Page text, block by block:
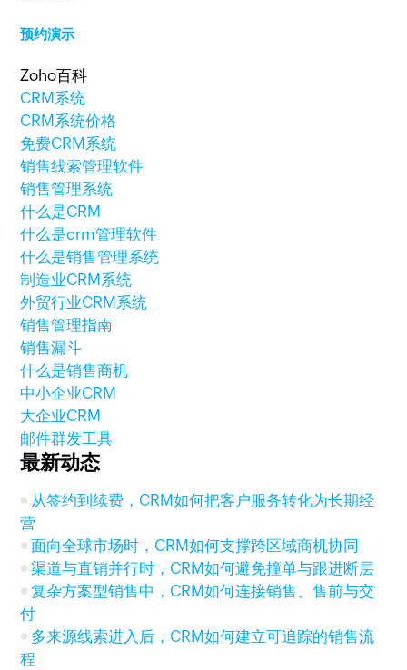
预约演示
Zoho百科
CRM系统
CRM系统价格
免费CRM系统
销售线索管理软件
销售管理系统
什么是CRM
什么是crm管理软件
什么是销售管理系统
制造业CRM系统
外贸行业CRM系统
销售管理指南
销售漏斗
什么是销售商机
中小企业CRM
大企业CRM
邮件群发工具
最新动态
从签约到续费，CRM如何把客户服务转化为长期经
营
面向全球市场时，CRM如何支撑跨区域商机协同
渠道与直销并行时，CRM如何避免撞单与跟进断层
复杂方案型销售中，CRM如何连接销售、售前与交
付
多来源线索进入后，CRM如何建立可追踪的销售流
程